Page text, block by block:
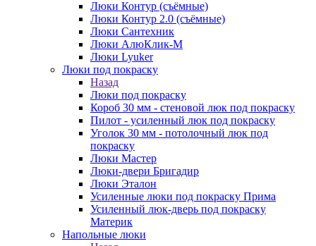
Люки Контур (съёмные)
Люки Контур 2.0 (съёмные)
Люки Сантехник
Люки АлюКлик-М
Люки Lyuker
Люки под покраску
Назад
Люки под покраску
Короб 30 мм - стеновой люк под покраску
Пилот - усиленный люк под покраску
Уголок 30 мм - потолочный люк под
покраску
Люки Мастер
Люки-двери Бригадир
Люки Эталон
Усиленные люки под покраску Прима
Усиленный люк-дверь под покраску
Материк
Напольные люки